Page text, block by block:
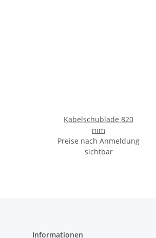
Kabelschublade 820
mm
Preise nach Anmeldung
sichtbar
Informationen